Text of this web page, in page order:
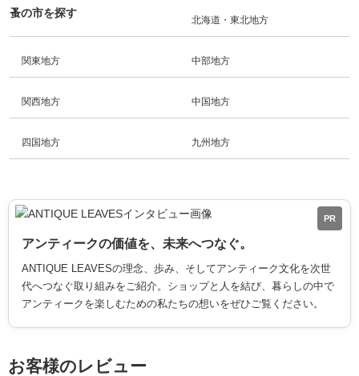
蚤の市を探す
北海道・東北地方
関東地方 中部地方
関西地方 中国地方
四国地方 九州地方
PR
アンティークの価値を、未来へつなぐ。
ANTIQUE LEAVESの理念、歩み、そしてアンティーク文化を次世
代へつなぐ取り組みをご紹介。ショップと人を結び、暮らしの中で
アンティークを楽しむための私たちの想いをぜひご覧ください。
お客様のレビュー